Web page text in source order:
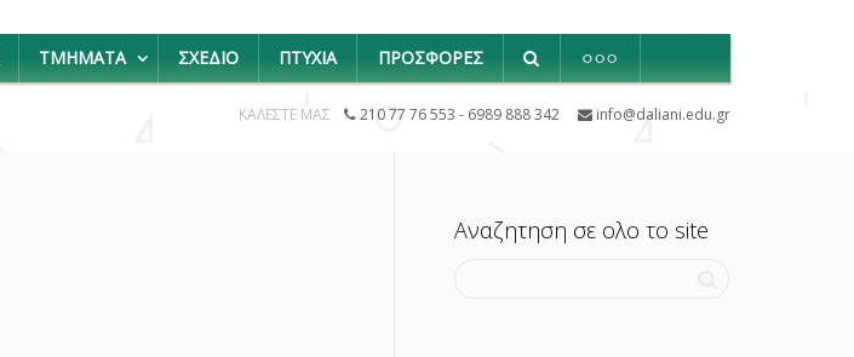
ΤΜΗΜΑΤΑ ΣΧΕΔΙΟ ΠΤΥΧΙΑ ΠΡΟΣΦΟΡΕΣ
ΚΑΛΕΣΤΕ ΜΑΣ 210 77 76 553 - 6989 888 342 info@daliani.edu.gr
Αναζητηση σε ολο το site